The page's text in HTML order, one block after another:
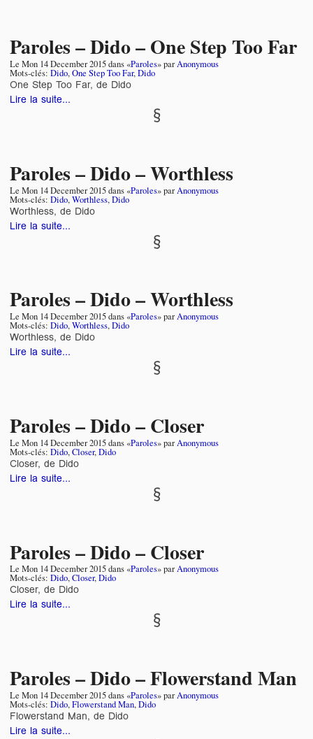
Paroles – Dido – One Step Too Far
Le Mon 14 December 2015dans «Paroles» parAnonymous
Mots-clés: Dido,One Step Too Far,Dido
One Step Too Far, de Dido
Lire la suite...
Paroles – Dido – Worthless
Le Mon 14 December 2015dans «Paroles» parAnonymous
Mots-clés: Dido,Worthless,Dido
Worthless, de Dido
Lire la suite...
Paroles – Dido – Worthless
Le Mon 14 December 2015dans «Paroles» parAnonymous
Mots-clés: Dido,Worthless,Dido
Worthless, de Dido
Lire la suite...
Paroles – Dido – Closer
Le Mon 14 December 2015dans «Paroles» parAnonymous
Mots-clés: Dido,Closer,Dido
Closer, de Dido
Lire la suite...
Paroles – Dido – Closer
Le Mon 14 December 2015dans «Paroles» parAnonymous
Mots-clés: Dido,Closer,Dido
Closer, de Dido
Lire la suite...
Paroles – Dido – Flowerstand Man
Le Mon 14 December 2015dans «Paroles» parAnonymous
Mots-clés: Dido,Flowerstand Man,Dido
Flowerstand Man, de Dido
Lire la suite...